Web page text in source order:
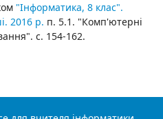
"Інформатика, 8 клас".
2016 р. п. 5.1. "Комп'ютерні
с. 154-162.